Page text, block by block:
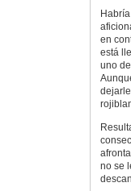
en
está
uno
no se